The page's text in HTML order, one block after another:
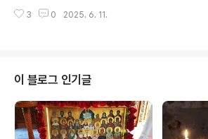
하나가 식사를 하고 있는 중에도 그의 기도가 환히 비추는
결국 지옥 불에 타 버리고 맙니다. … 혀는 휘어잡기 어려울
는 것이 다른 탐욕을 절제하는 것보다 훨씬 쉬운 일일 것입
니다. 육체는 자연적인 욕망이 강하게 있습니다. 그래서 음
식을 먹고 살아가기 위해 우리의 위는 존재하지만 육체는
식탐에 사로잡히게끔 우리를 유혹합니다.다른 탐욕에 비해
손쉬운 우리의 혀를 절제하지 못한다면 우리의 육체를 사
3 0 2025. 6. 11.
이 블로그 인기글